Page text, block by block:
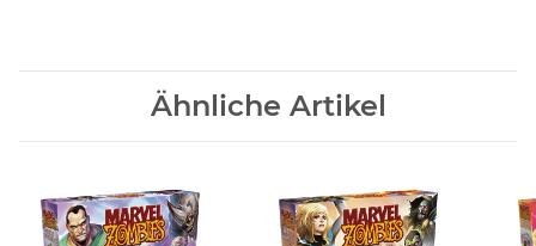
Ähnliche Artikel